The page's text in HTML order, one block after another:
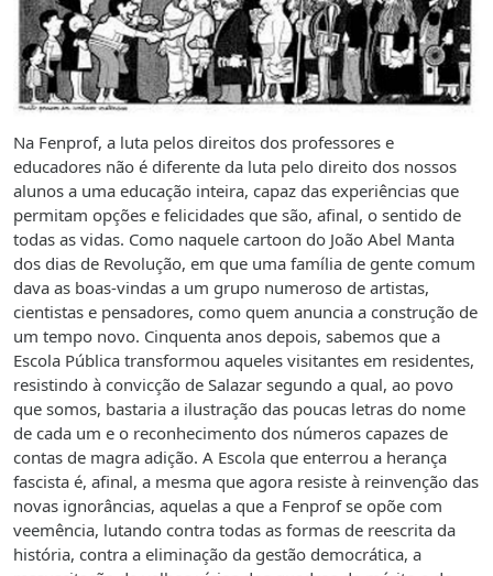
Na Fenprof, a luta pelos direitos dos professores e
educadores não é diferente da luta pelo direito dos nossos
alunos a uma educação inteira, capaz das experiências que
permitam opções e felicidades que são, afinal, o sentido de
todas as vidas. Como naquele cartoon do João Abel Manta
dos dias de Revolução, em que uma família de gente comum
dava as boas-vindas a um grupo numeroso de artistas,
cientistas e pensadores, como quem anuncia a construção de
um tempo novo. Cinquenta anos depois, sabemos que a
Escola Pública transformou aqueles visitantes em residentes,
resistindo à convicção de Salazar segundo a qual, ao povo
que somos, bastaria a ilustração das poucas letras do nome
de cada um e o reconhecimento dos números capazes de
contas de magra adição. A Escola que enterrou a herança
fascista é, afinal, a mesma que agora resiste à reinvenção das
novas ignorâncias, aquelas a que a Fenprof se opõe com
veemência, lutando contra todas as formas de reescrita da
história, contra a eliminação da gestão democrática, a